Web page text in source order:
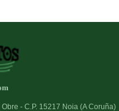
- C.P. 15217 Noia (A Coruña)